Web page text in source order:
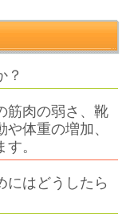
？
筋肉の弱さ、靴
体重の増加、
。
にはどうしたら